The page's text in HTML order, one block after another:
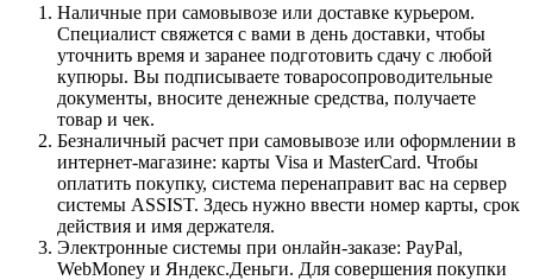
Наличные при самовывозе или доставке курьером.
Специалист свяжется с вами в день доставки, чтобы
уточнить время и заранее подготовить сдачу с любой
купюры. Вы подписываете товаросопроводительные
документы, вносите денежные средства, получаете
товар и чек.
Безналичный расчет при самовывозе или оформлении в
интернет-магазине: карты Visa и MasterCard. Чтобы
оплатить покупку, система перенаправит вас на сервер
системы ASSIST. Здесь нужно ввести номер карты, срок
действия и имя держателя.
Электронные системы при онлайн-заказе: PayPal,
WebMoney и Яндекс.Деньги. Для совершения покупки